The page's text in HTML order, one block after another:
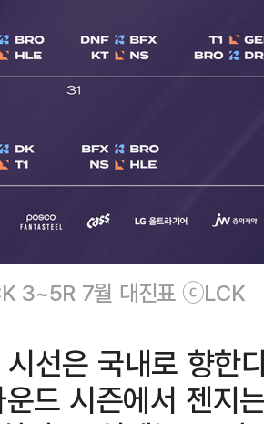
3~5R 7월 대진표 ⓒLCK
선은 국내로 향한
드 시즌에서 젠지